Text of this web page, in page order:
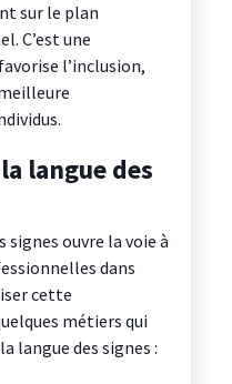
sur le plan
C’est une
l’inclusion,
langue des
signes ouvre la voie à
dans
cette
métiers qui
langue des signes :